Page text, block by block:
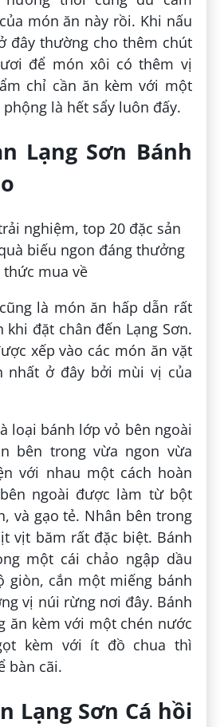
món ăn này rồi. Khi nấu
đây thường cho thêm chút
để món xôi có thêm vị
chỉ cần ăn kèm với một
là hết sẩy luôn đấy.
Lạng Sơn Bánh
là món ăn hấp dẫn rất
khi đặt chân đến Lạng Sơn.
xếp vào các món ăn vặt
nhất ở đây bởi mùi vị của
loại bánh lớp vỏ bên ngoài
bên trong vừa ngon vừa
với nhau một cách hoàn
ngoài được làm từ bột
và gạo tẻ. Nhân bên trong
vịt băm rất đặc biệt. Bánh
một cái chảo ngập dầu
giòn, cắn một miếng bánh
vị núi rừng nơi đây. Bánh
ăn kèm với một chén nước
kèm với ít đồ chua thì
bàn cãi.
Lạng Sơn Cá hồi